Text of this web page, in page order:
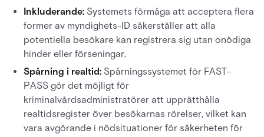
Inkluderande: Systemets förmåga att acceptera flera
former av myndighets-ID säkerställer att alla
potentiella besökare kan registrera sig utan onödiga
hinder eller förseningar.
Spårning i realtid: Spårningssystemet för FAST-
PASS gör det möjligt för
kriminalvårdsadministratörer att upprätthålla
realtidsregister över besökarnas rörelser, vilket kan
vara avgörande i nödsituationer för säkerheten för